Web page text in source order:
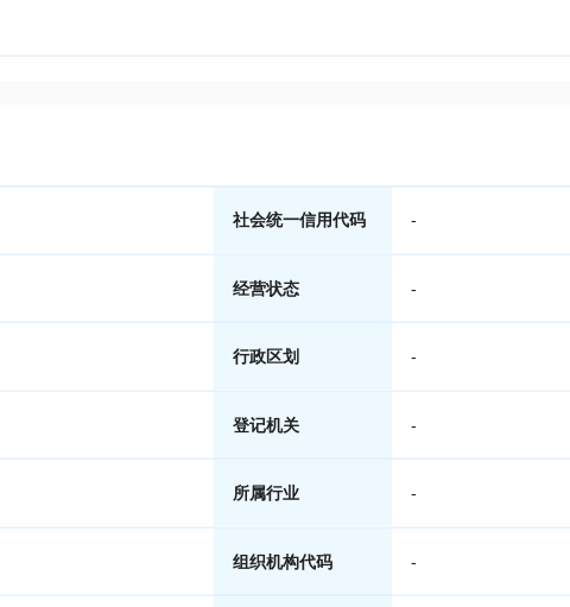
社会统一信用代码 -
经营状态 -
行政区划 -
登记机关 -
所属行业 -
组织机构代码 -